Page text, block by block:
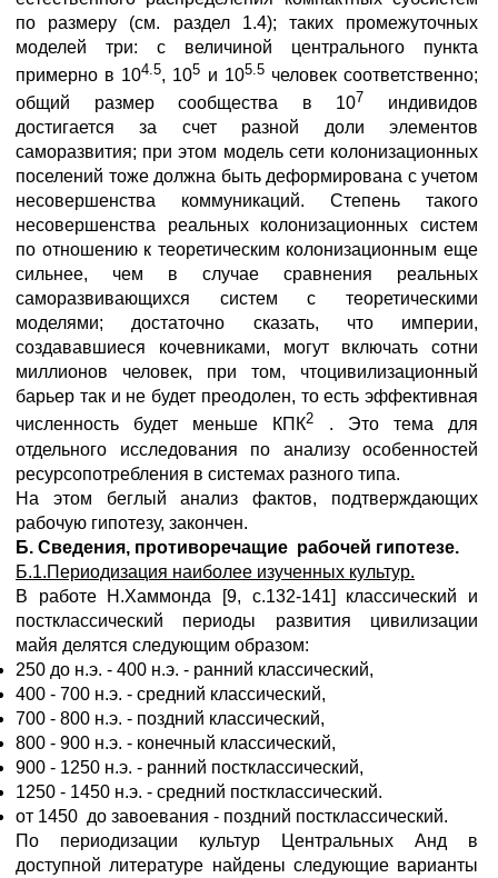
по размеру (см. раздел 1.4); таких промежуточных
моделей три: с величиной центрального пункта
примерно в 104.5, 105 и 105.5 человек соответственно;
общий размер сообщества в 107 индивидов
достигается за счет разной доли элементов
саморазвития; при этом модель сети колонизационных
поселений тоже должна быть деформирована с учетом
несовершенства коммуникаций. Степень такого
несовершенства реальных колонизационных систем
по отношению к теоретическим колонизационным еще
сильнее, чем в случае сравнения реальных
саморазвивающихся систем с теоретическими
моделями; достаточно сказать, что империи,
создававшиеся кочевниками, могут включать сотни
миллионов человек, при том, чтоцивилизационный
барьер так и не будет преодолен, то есть эффективная
численность будет меньше КПК2 . Это тема для
отдельного исследования по анализу особенностей
ресурсопотребления в системах разного типа.
На этом беглый анализ фактов, подтверждающих
рабочую гипотезу, закончен.
Б. Сведения, противоречащие рабочей гипотезе.
Б.1.Периодизация наиболее изученных культур.
В работе Н.Хаммонда [9, с.132-141] классический и
постклассический периоды развития цивилизации
майя делятся следующим образом:
250 до н.э. - 400 н.э. - ранний классический,
400 - 700 н.э. - средний классический,
700 - 800 н.э. - поздний классический,
800 - 900 н.э. - конечный классический,
900 - 1250 н.э. - ранний постклассический,
1250 - 1450 н.э. - средний постклассический.
от 1450 до завоевания - поздний постклассический.
По периодизации культур Центральных Анд в
доступной литературе найдены следующие варианты